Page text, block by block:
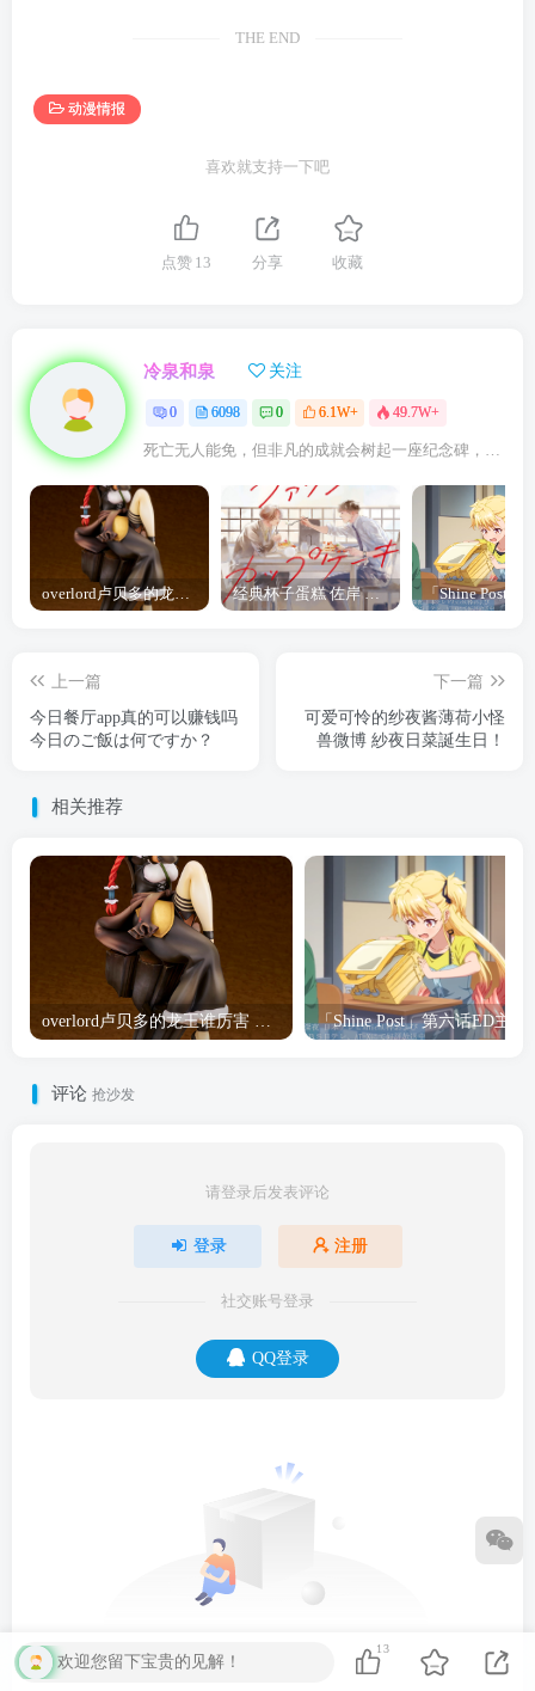
THE END
动漫情报
喜欢就支持一下吧
点赞 13 分享 收藏
冷泉和泉 关注
0 6098 0 6.1W+ 49.7W+
死亡无人能免，但非凡的成就会树起一座纪念碑，它将一直立到太阳冷却之时
overlord卢贝多的龙王谁厉害 「Overlord」露普斯蕾琪娜·贝塔手办开订 经典杯子蛋糕 佐岸 漫画「经典杯子蛋糕」宣布真人日剧化
上一篇
今日餐厅app真的可以赚钱吗
今日のご飯は何ですか？
下一篇
可爱可怜的纱夜酱薄荷小怪
兽微博 紗夜日菜誕生日！
相关推荐
评论 抢沙发
请登录后发表评论
登录 注册
社交账号登录
QQ登录
欢迎您留下宝贵的见解！
13